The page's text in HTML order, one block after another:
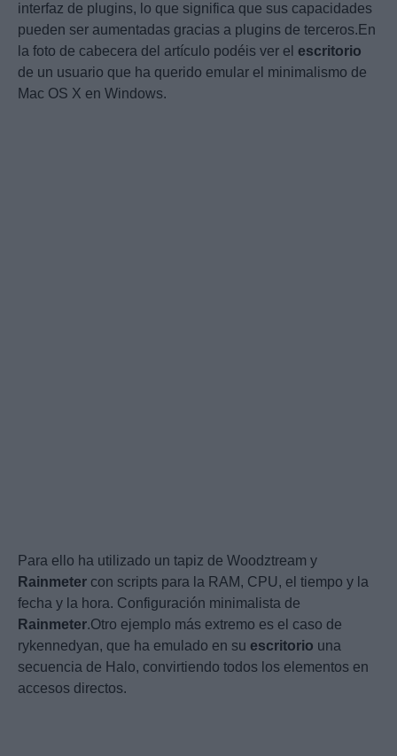
interfaz de plugins, lo que significa que sus capacidades
pueden ser aumentadas gracias a plugins de terceros.En
la foto de cabecera del artículo podéis ver el escritorio
de un usuario que ha querido emular el minimalismo de
Mac OS X en Windows.
Para ello ha utilizado un tapiz de Woodztream y
Rainmeter con scripts para la RAM, CPU, el tiempo y la
fecha y la hora. Configuración minimalista de
Rainmeter.Otro ejemplo más extremo es el caso de
rykennedyan, que ha emulado en su escritorio una
secuencia de Halo, convirtiendo todos los elementos en
accesos directos.